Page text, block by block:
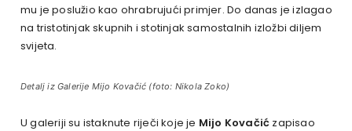
mu je poslužio kao ohrabrujući primjer. Do danas je izlagao
na tristotinjak skupnih i stotinjak samostalnih izložbi diljem
svijeta.
Detalj iz Galerije Mijo Kovačić (foto: Nikola Zoko)
U galeriji su istaknute riječi koje je Mijo Kovačić zapisao